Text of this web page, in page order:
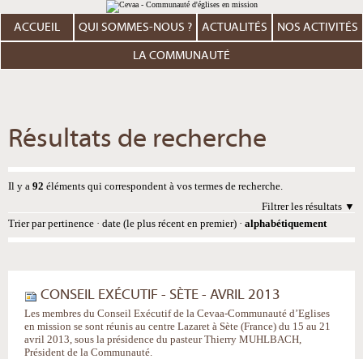
au
contenu.
Aller
personnels
ACCUEIL QUI SOMMES-NOUS ? ACTUALITÉS NOS ACTIVITÉS
LA COMMUNAUTÉ
Résultats de recherche
Il y a 92 éléments qui correspondent à vos termes de recherche.
Filtrer les résultats
Trier par pertinence · date (le plus récent en premier) · alphabétiquement
CONSEIL EXÉCUTIF - SÈTE - AVRIL 2013
Les membres du Conseil Exécutif de la Cevaa-Communauté d’Eglises
en mission se sont réunis au centre Lazaret à Sète (France) du 15 au 21
avril 2013, sous la présidence du pasteur Thierry MUHLBACH,
Président de la Communauté.